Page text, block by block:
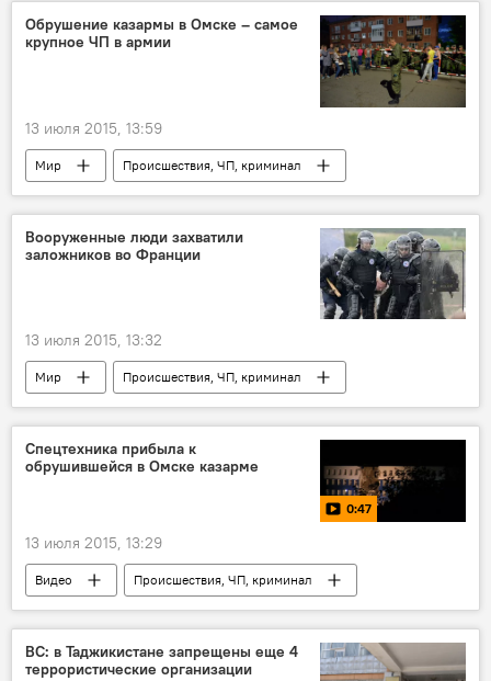
Обрушение казармы в Омске – самое
крупное ЧП в армии
13 июля 2015, 13:59
Мир
Происшествия, ЧП, криминал
Все новости
Игорь Конашенков
Владимир Путин
МЧС России
ДТП и аварии
Вооруженные люди захватили
заложников во Франции
13 июля 2015, 13:32
Мир
Происшествия, ЧП, криминал
Все новости
Франция полиция
Спецтехника прибыла к
обрушившейся в Омске казарме
0:47
13 июля 2015, 13:29
Видео
Происшествия, ЧП, криминал
Все новости
ВС: в Таджикистане запрещены еще 4
террористические организации